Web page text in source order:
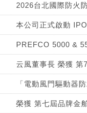
2026台北國際防火
本公司正式啟動
PREFCO 5000 &
云風董事長 榮獲 第
「電動風門驅動器
榮獲 第七屆品牌金